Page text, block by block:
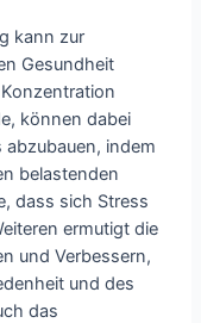
kann zur
Gesundheit
können dabei
indem
belastenden
dass sich Stress
ermutigt die
und Verbessern,
und des
das